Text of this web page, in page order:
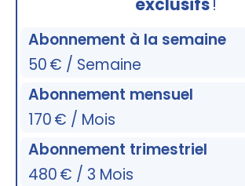
Abonnement à la semaine
50 € / Semaine
Abonnement mensuel
170 € / Mois
Abonnement trimestriel
480 € / 3 Mois